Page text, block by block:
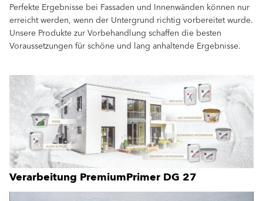
Perfekte Ergebnisse bei Fassaden und Innenwänden können nur
erreicht werden, wenn der Untergrund richtig vorbereitet wurde.
Unsere Produkte zur Vorbehandlung schaffen die besten
Voraussetzungen für schöne und lang anhaltende Ergebnisse.
Verarbeitung PremiumPrimer DG 27